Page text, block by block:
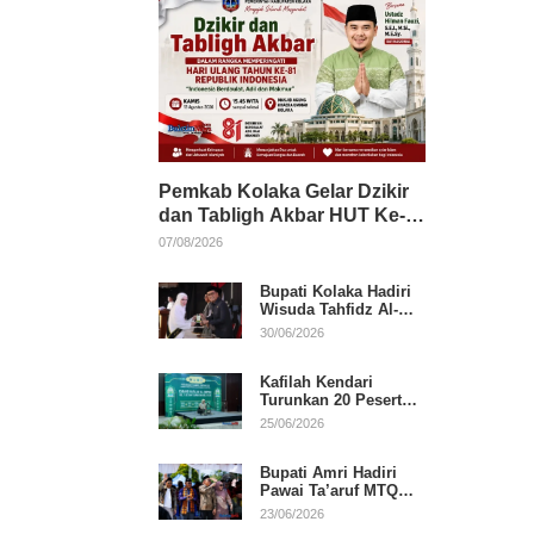
Pemkab Kolaka Gelar Dzikir
dan Tabligh Akbar HUT Ke-
81 RI, Hadirkan Dai Nasional
07/08/2026
Bupati Kolaka Hadiri
Wisuda Tahfidz Al-
Qur’an, Komitmen
30/06/2026
Kafilah Kendari
Turunkan 20 Peserta
pada Hari Pertama
25/06/2026
Bupati Amri Hadiri
Pawai Ta’aruf MTQ
XXXI Sultra, Beri
23/06/2026